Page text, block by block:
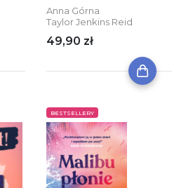
Anna Górna
Taylor Jenkins Reid
49,90 zł
BESTSELLERY